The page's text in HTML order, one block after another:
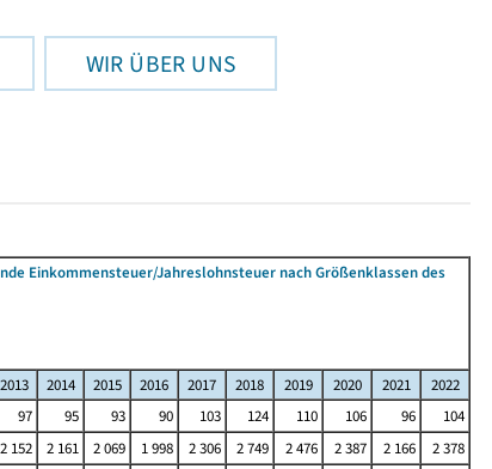
WIR ÜBER UNS
Einkommensteuer/Jahreslohnsteuer nach Größenklassen des
2013 2014 2015 2016 2017 2018 2019 2020 2021
2022
97 95 93 90 103 124 110 106 96
104
2 152 2 161 2 069 1 998 2 306 2 749 2 476 2 387 2 166
2 378